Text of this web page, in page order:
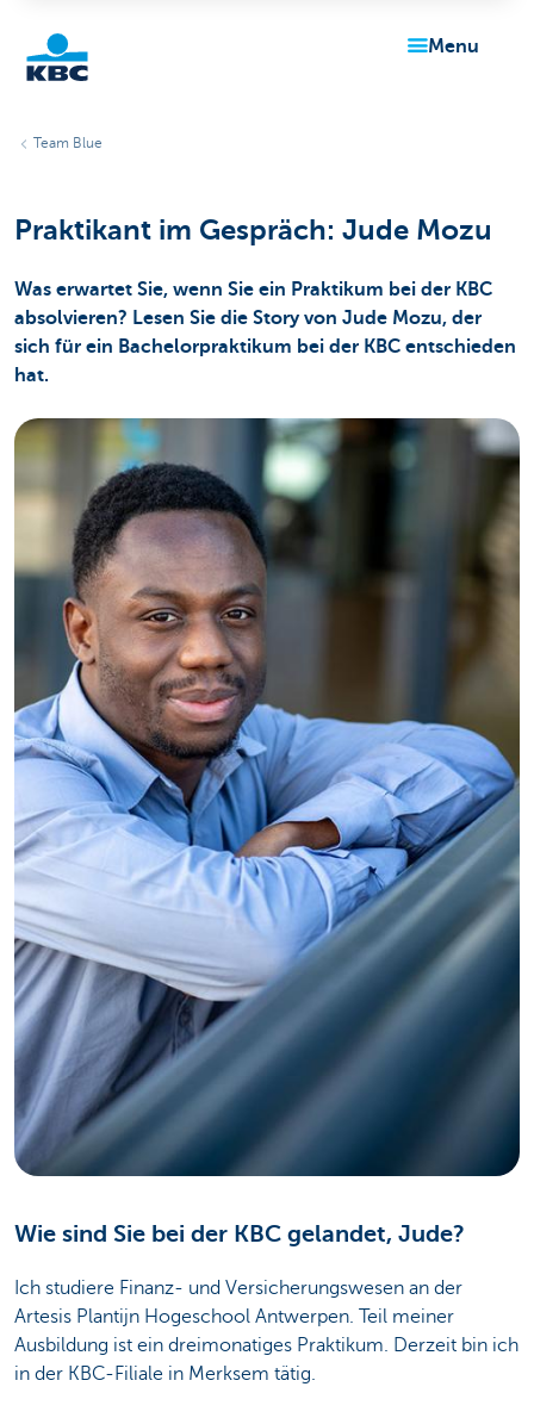
Particulieren
menu
Team Blue
Praktikant im Gespräch: Jude Mozu
Was erwartet Sie, wenn Sie ein Praktikum bei der KBC
absolvieren? Lesen Sie die Story von Jude Mozu, der
sich für ein Bachelorpraktikum bei der KBC entschieden
hat.
Wie sind Sie bei der KBC gelandet, Jude?
Ich studiere Finanz- und Versicherungswesen an der
Artesis Plantijn Hogeschool Antwerpen. Teil meiner
Ausbildung ist ein dreimonatiges Praktikum. Derzeit bin ich
in der KBC-Filiale in Merksem tätig.